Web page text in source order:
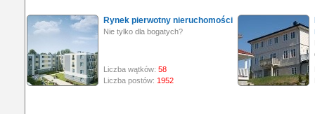
Rynek pierwotny nieruchomości
Nie tylko dla bogatych?
Liczba wątków: 58
Liczba postów: 1952